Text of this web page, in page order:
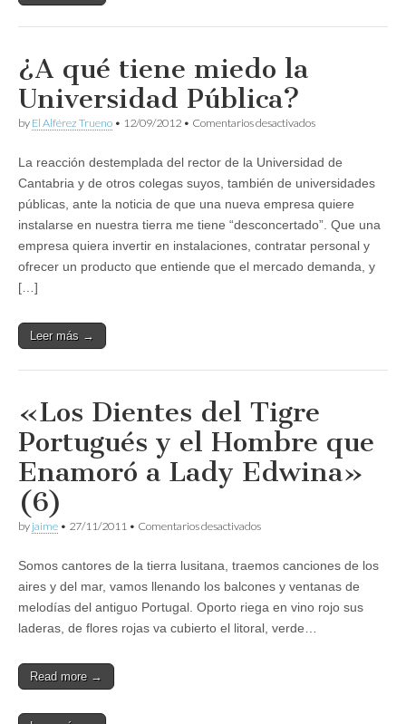
¿A qué tiene miedo la
Universidad Pública?
by El Alférez Trueno • 12/09/2012 • Comentarios desactivadosen
tiene
miedo
Universidad
Pública?
La reacción destemplada del rector de la Universidad de
Cantabria y de otros colegas suyos, también de universidades
públicas, ante la noticia de que una nueva empresa quiere
instalarse en nuestra tierra me tiene “desconcertado”. Que una
empresa quiera invertir en instalaciones, contratar personal y
ofrecer un producto que entiende que el mercado demanda, y
[…]
Leer más →
«Los Dientes del Tigre
Portugués y el Hombre que
Enamoró a Lady Edwina»
(6)
by jaime • 27/11/2011 • Comentarios desactivadosen
del
Tigre
Portugués
y
el
Somos cantores de la tierra lusitana, traemos canciones de los
aires y del mar, vamos llenando los balcones y ventanas de
melodías del antiguo Portugal. Oporto riega en vino rojo sus
laderas, de flores rojas va cubierto el litoral, verde…
Read more →